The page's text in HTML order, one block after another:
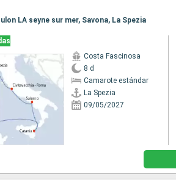
LA seyne sur mer, Savona, La Spezia
Costa Fascinosa
8 d
Camarote estándar
La Spezia
09/05/2027